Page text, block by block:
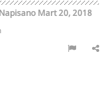
Napisano Mart 20, 2018